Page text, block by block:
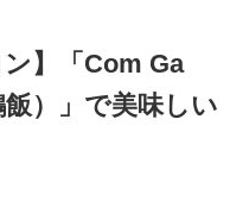
ン】「Com Ga
）」で美味しい